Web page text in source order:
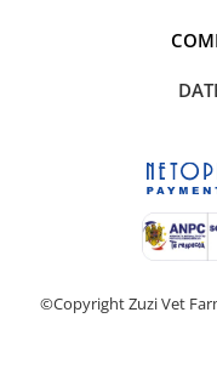
©Copyright Zuzi Vet